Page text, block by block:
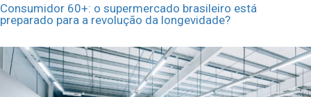
Consumidor 60+: o supermercado brasileiro está
preparado para a revolução da longevidade?